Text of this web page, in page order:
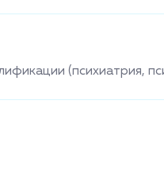
(психиатрия,